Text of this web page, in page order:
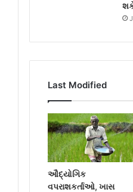
Last Modified
ઔદ્યોગિક
વપરાશકર્તાઓ, ખાસ